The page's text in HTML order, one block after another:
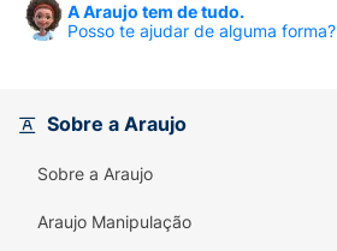
A Araujo tem de tudo.
Posso te ajudar de alguma forma?
Sobre a Araujo
Sobre a Araujo
Araujo Manipulação